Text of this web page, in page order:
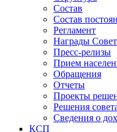
Состав
Состав
Регламент
Награды
Пресс-релизы
Прием
Обращения
Отчеты
Проекты
Решения
Сведения о
КСП